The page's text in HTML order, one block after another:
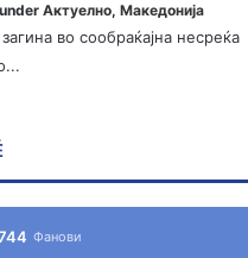
underАктуелно,Македонија
во сообраќајна несреќа
Фанови